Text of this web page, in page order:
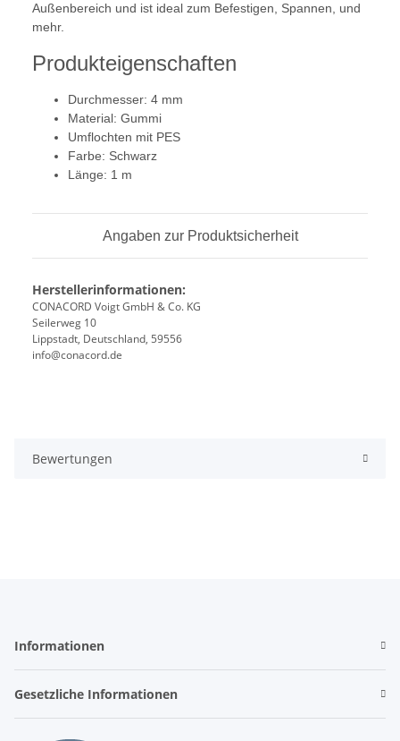
Außenbereich und ist ideal zum Befestigen, Spannen, und
mehr.
Produkteigenschaften
Durchmesser: 4 mm
Material: Gummi
Umflochten mit PES
Farbe: Schwarz
Länge: 1 m
Angaben zur Produktsicherheit
Herstellerinformationen:
CONACORD Voigt GmbH & Co. KG
Seilerweg 10
Lippstadt, Deutschland, 59556
info@conacord.de
Bewertungen
Informationen
Gesetzliche Informationen